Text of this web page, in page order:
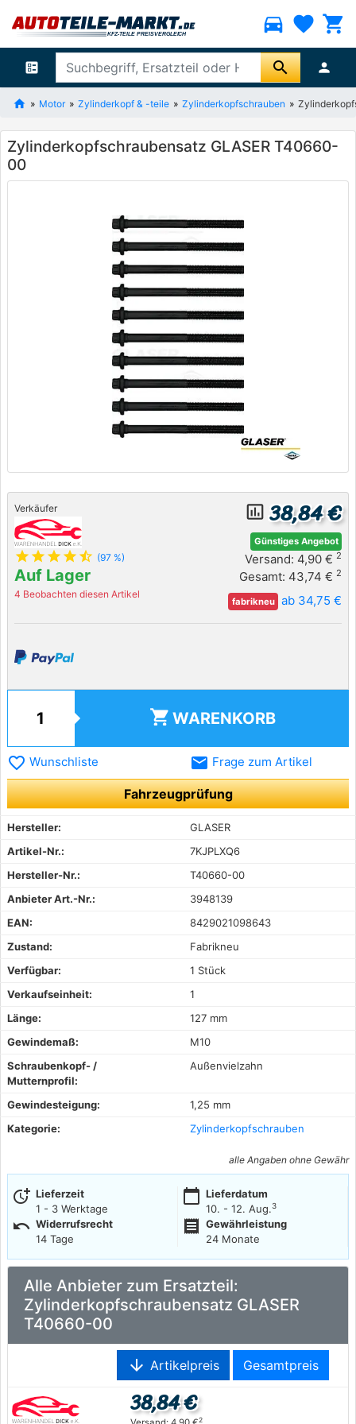
directions_car favorite shopping_cart
ballot search person
Motor Zylinderkopf & -teile Zylinderkopfschrauben
Zylinderkopfschraubensatz GLASER T40660-
00
Verkäufer
star star star star star_half (97 %)
Auf Lager
4 Beobachten diesen Artikel
insert_chart_outlined 38,84 €
Günstiges Angebot
Versand: 4,90 € 2
Gesamt: 43,74 € 2
fabrikneu ab 34,75 €
shopping_cart WARENKORB
favorite_border Wunschliste email Frage zum Artikel
Fahrzeugprüfung
Hersteller:
GLASER
Artikel-Nr.:
7KJPLXQ6
Hersteller-Nr.:
T40660-00
Anbieter Art.-Nr.:
3948139
EAN:
8429021098643
Zustand:
Fabrikneu
Verfügbar:
1 Stück
Verkaufseinheit:
1
Länge:
127 mm
Gewindemaß:
M10
Schraubenkopf- /
Mutternprofil:
Außenvielzahn
Gewindesteigung:
1,25 mm
Kategorie:
Zylinderkopfschrauben
alle Angaben ohne Gewähr
more_time Lieferzeit
1 - 3 Werktage
calendar_today Lieferdatum
10. - 12. Aug.3
undo Widerrufsrecht
14 Tage
receipt
Gewährleistung
24 Monate
Alle Anbieter zum Ersatzteil:
Zylinderkopfschraubensatz GLASER
T40660-00
arrow_downward Artikelpreis Gesamtpreis
38,84 €
2